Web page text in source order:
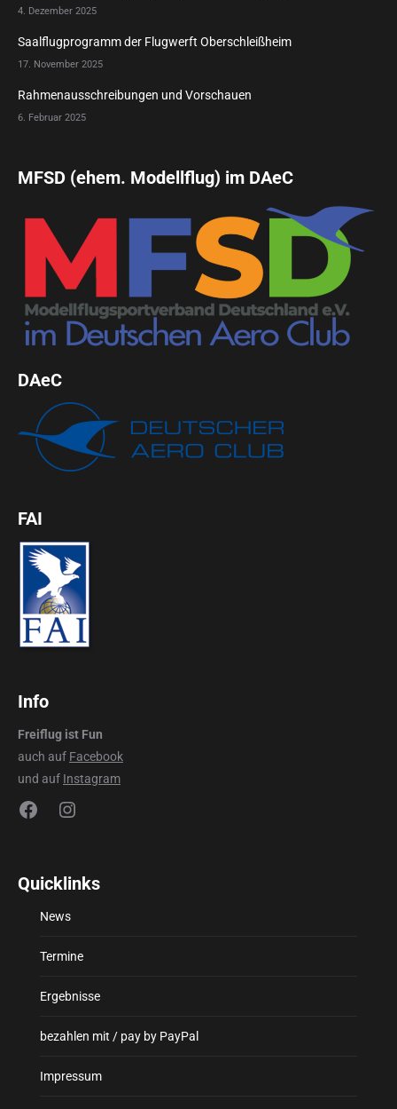
4. Dezember 2025
Saalflugprogramm der Flugwerft Oberschleißheim
17. November 2025
Rahmenausschreibungen und Vorschauen
6. Februar 2025
MFSD (ehem. Modellflug) im DAeC
DAeC
FAI
Info
Freiflug ist Fun
auch auf Facebook
und auf Instagram
FacebookInstagram
Quicklinks
News
Termine
Ergebnisse
bezahlen mit / pay by PayPal
Impressum